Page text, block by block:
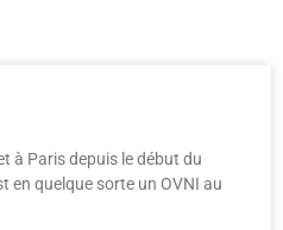
à Paris depuis le début du
en quelque sorte un OVNI au